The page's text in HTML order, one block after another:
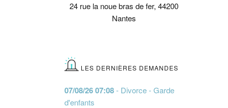
24 rue la noue bras de fer, 44200
Nantes
LES DERNIÈRES DEMANDES
07/08/26 07:08- Divorce - Garde
d'enfants